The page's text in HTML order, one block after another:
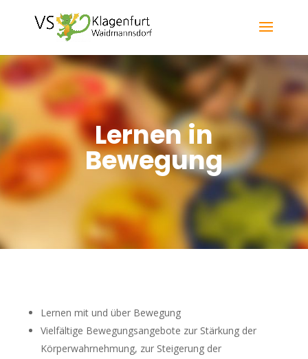
Lernen in
Bewegung
Lernen mit und über Bewegung
Vielfältige Bewegungsangebote zur Stärkung der
Körperwahrnehmung, zur Steigerung der